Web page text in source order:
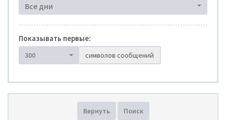
Все дни
Показывать первые:
300 символов сообщений
Вернуть Поиск